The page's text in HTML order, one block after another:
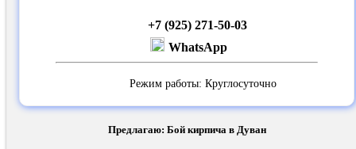
+7 (925) 271-50-03
WhatsApp
Режим работы: Круглосуточно
Предлагаю: Бой кирпича в Дуван